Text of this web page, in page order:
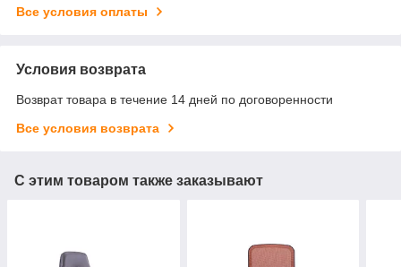
Все условия оплаты
Условия возврата
Возврат товара в течение 14 дней по договоренности
Все условия возврата
С этим товаром также заказывают